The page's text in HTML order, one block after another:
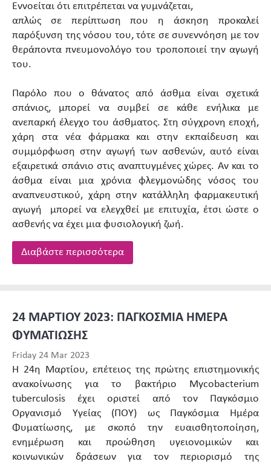
Εννοείται ότι επιτρέπεται να γυμνάζεται,
απλώς σε περίπτωση που η άσκηση προκαλεί
παρόξυνση της νόσου του, τότε σε συνεννόηση με τον
θεράποντα πνευμονολόγο του τροποποιεί την αγωγή
του.
Παρόλο που ο θάνατος από άσθμα είναι σχετικά
σπάνιος, μπορεί να συμβεί σε κάθε ενήλικα με
ανεπαρκή έλεγχο του άσθματος. Στη σύγχρονη εποχή,
χάρη στα νέα φάρμακα και στην εκπαίδευση και
συμμόρφωση στην αγωγή των ασθενών, αυτό είναι
εξαιρετικά σπάνιο στις αναπτυγμένες χώρες. Αν και το
άσθμα είναι μια χρόνια φλεγμονώδης νόσος του
αναπνευστικού, χάρη στην κατάλληλη φαρμακευτική
αγωγή μπορεί να ελεγχθεί με επιτυχία, έτσι ώστε ο
ασθενής να έχει μια φυσιολογική ζωή.
Διαβάστε περισσότερα
24 ΜΑΡΤΙΟΥ 2023: ΠΑΓΚΟΣΜΙΑ ΗΜΕΡΑ
ΦΥΜΑΤΙΩΣΗΣ
Friday 24 Mar 2023
Η 24η Μαρτίου, επέτειος της πρώτης επιστημονικής
ανακοίνωσης για το βακτήριο Mycobacterium
tuberculosis έχει οριστεί από τον Παγκόσμιο
Οργανισμό Υγείας (ΠΟΥ) ως Παγκόσμια Ημέρα
Φυματίωσης, με σκοπό την ευαισθητοποίηση,
ενημέρωση και προώθηση υγειονομικών και
κοινωνικών δράσεων για τον περιορισμό της